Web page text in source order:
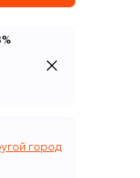
город